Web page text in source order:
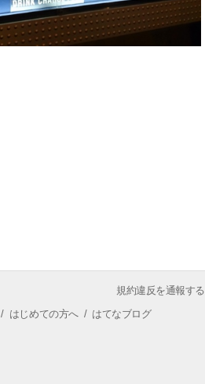
規約違反を通報する
/ はじめての方へ/ はてなブログ